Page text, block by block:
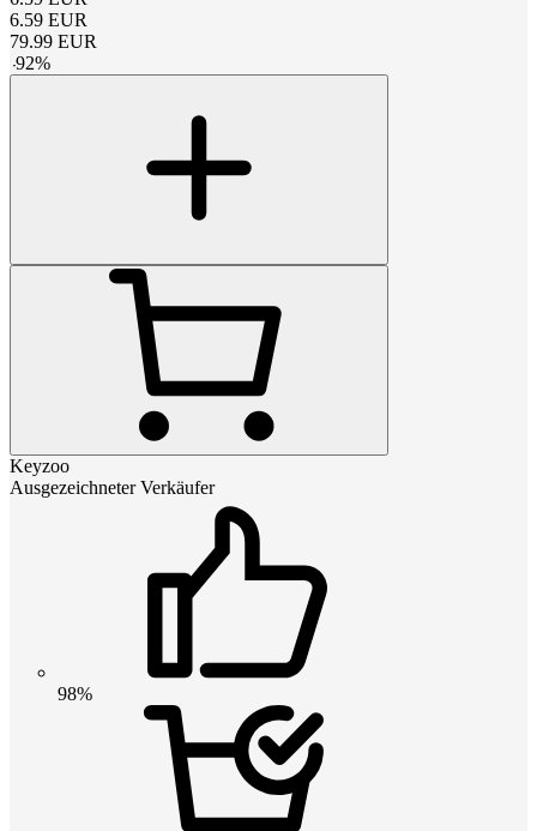
6.59 EUR
79.99 EUR
-92%
Keyzoo
Ausgezeichneter Verkäufer
98%